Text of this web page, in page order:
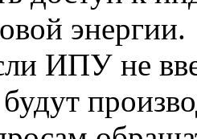
энергии.
ИПУ не